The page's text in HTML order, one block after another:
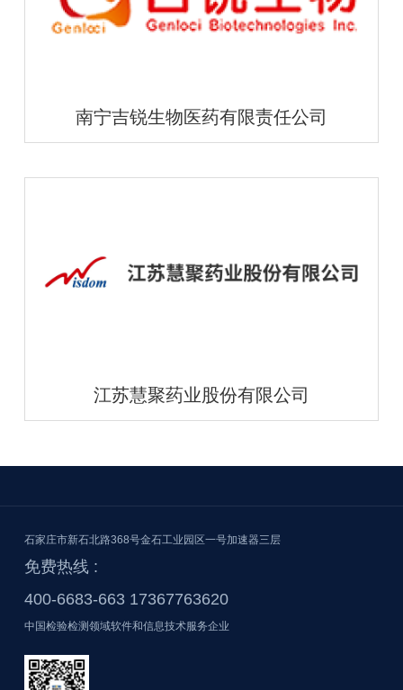
南宁吉锐生物医药有限责任公司
江苏慧聚药业股份有限公司
石家庄市新石北路368号金石工业园区一号加速器三层
免费热线 :
400-6683-663 17367763620
中国检验检测领域软件和信息技术服务企业